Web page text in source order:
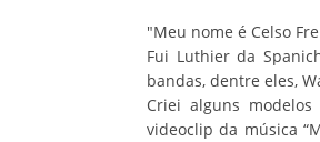
"Meu nome é Celso
Fui Luthier da
bandas, dentre eles,
Criei alguns
videoclip da música